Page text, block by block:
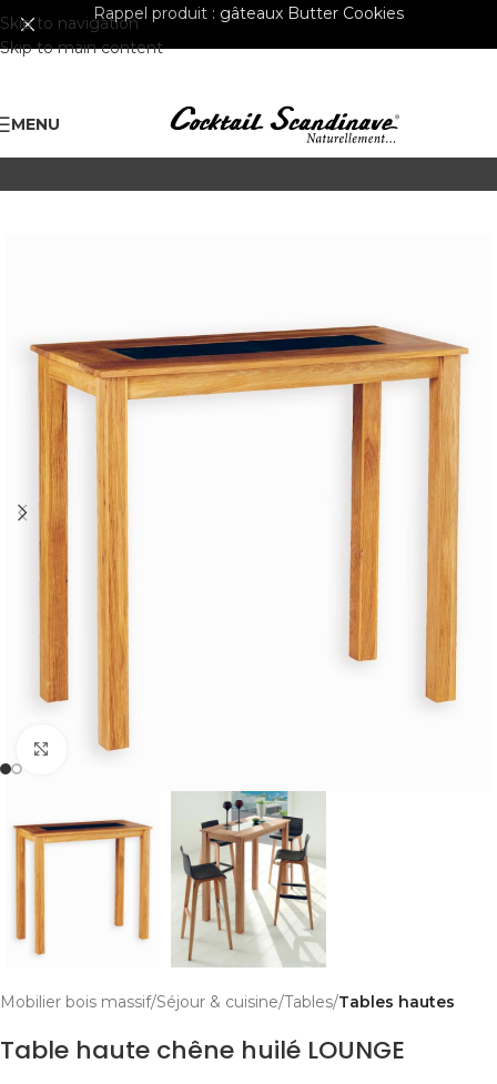
Skip to navigation
Skip to main content
Rappel produit : gâteaux Butter Cookies
MENU
Cliquer pour agrandir
Mobilier bois massif Séjour & cuisine Tables Tables hautes
Table haute chêne huilé LOUNGE